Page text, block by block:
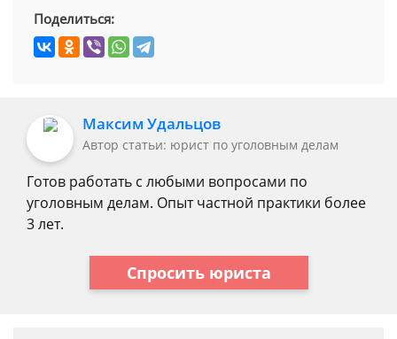
Поделиться:
Максим Удальцов
Автор статьи: юрист по уголовным делам
Готов работать с любыми вопросами по
уголовным делам. Опыт частной практики более
3 лет.
Спросить юриста